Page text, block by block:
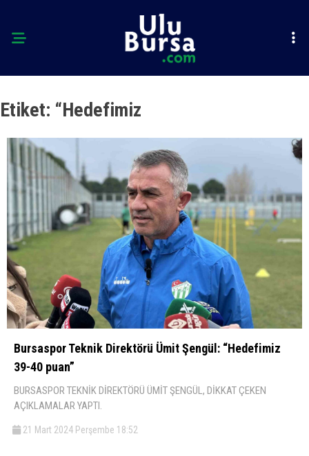
Etiket: “Hedefimiz
Bursaspor Teknik Direktörü Ümit Şengül: “Hedefimiz
39-40 puan”
BURSASPOR TEKNİK DİREKTÖRÜ ÜMİT ŞENGÜL, DİKKAT ÇEKEN
AÇIKLAMALAR YAPTI.
21 Mart 2024 Perşembe 18:52